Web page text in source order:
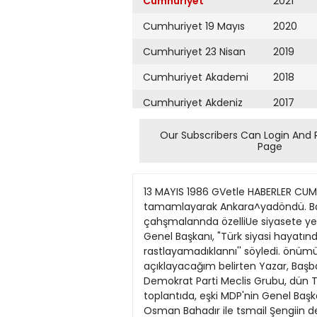
Cumhuriyet 19 Mayıs
Cumhuriyet 23 Nisan
Cumhuriyet Akademi
Cumhuriyet Akdeniz
Cumhuriyet Alışveriş
Cumhuriyet Ankara
Cumhuriyet Büyük
Taaruz
Cumhuriyet
Cumartesi
Cumhuriyet Çevre
2020
2019
2018
2017
2016
2015
2013
2012
2011
2010
2009
Our Subscribers Can Login And
Page
13 MAYIS 1986 GVetle HABERLER CUMHURtYET/9 DSP Kırklareü MiUetveküi Şükrii Babacan, Trakya bölgeinde 15 gündür yaptığı inceleneleri tamamlayarak Ankara^yadöndü. Babacan, gezi izumimlai konusunda yaptığı açıklanada, DSP'nin örgütlenmesiyâıündeki çahşmalannda özelliUe siyasete yeni giren yurttaşUnn ilgisinin büyük olduğunu .öyiedi. Babacanhn Trakya gezisi liazar: Biz farklıyız H D P Genel Başkanı, "Türk siyasi hayatında kendilerininki kadar kapsamlı; bir büyük fıkri, görüşü bir bütün halinde toparlayabilen programa rastlayamadıklannı'' söyledi. önümüzdeki günlerde yapacağı basın toplantısında her partiden hangi noktalarda farklı düşündüklerini açıklayacağım belirten Yazar, Başbakamn, anayasanın askıya alınması konnsundaki sözlerini eleştirdi. ANKARA, (Cumhuriyet Btirosu) Hür Demokrat Parti Meclis Grubu, dün TBMM'de ilk toplantısıru yaptı. Genel Başkan Mehmet Yazar'ın kısa bir açış konuşmasıyla başlayan toplantıda, eşki MDP'nin Genel Başkanı Ülkü Söylemezoğlu HDP'nin Grup Başkanlığına seçildi. Feshedilen MDP'nin milletvekillerinden Osman Bahadır ile tsmail Şengiin de Grup Başkan Vekilliklerine getirildiler. Daha önce bir sohbet toplantısı olacağı bildirilen ve resmi olmayan grupta bir açış konuşması yapan Yazar ANAP ve DYP'yi eleştirdi. TBMM'nin feshedilen MDP Genel Başkanına ayrılan odasında yapılan toplantıya iki üye katılmadı. Kayseri Milletvekili Sedat Turan ile Izmir Milletvekili Ahmet Süter dışında HDP üyesi 19 milletvekili, toplantıda hazır bulundu. HDP Genel Başkanı Mehrnet Yazar toplanuyı açarken, HDP Grup Başkanlığına Söylemezoğlu getirildi DUYDUK/GÖRDÜK Arkadaşımız Yalçın Pekşen yıllık izninin bir bölümünü kultandığından DUYDUKGÖRDUK bir süre yayımlanmayacaktır. Al^KABA TAŞI Zenger geziye neden katılmadr? SABAHIN erken saatleriydi. Başbakan'ın teknik danışmanı Erkal Zenger ANAP Genel Merkezi'nde, Başbakan'ın Kaysen gezisine katılmak üzere hazırdı. Ancak Kayseri gezisine katılmadı. Gitmeyecek okjuktan sonra neden erken kalkıp genel merkeze gelmişti? Zenger'in gelmeme nedenini bir Kayseri ANAP Merkez İlçe yöneticisi şöyle açıkladı: "Zenger'i biz istemedik. Halkta tepki yaratryor. olumsuz propaganda oluyor. Çok sululuk yaptığı için vatandaş tepki gösteriyor. Bu nedenle genel merkeze söyledik, gelmesin diye. Onun için gelmedi. Aslında Semra Özal da olumsuz propaganda oluyor. Halk kendisini görünce oy kaybediyoruz. Ancak bunu genel merkeze söyleyemedik, ne de olsa Başbakan'ın karısı... Söyleyemediğimiz için Semra Özal Kayseri ye